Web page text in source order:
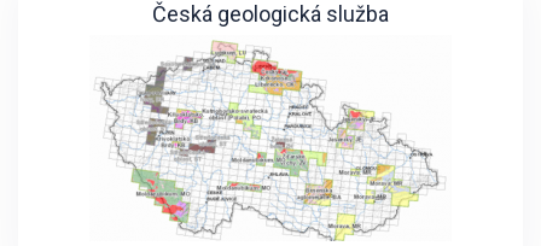
Česká geologická služba